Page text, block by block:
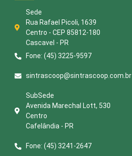
Sede
Rua Rafael Picoli, 1639
Centro - CEP 85812-180
Cascavel - PR
Fone: (45) 3225-9597
sintrascoop@sintrascoop.com.br
SubSede
Avenida Marechal Lott, 530
Centro
Cafelândia - PR
Fone: (45) 3241-2647